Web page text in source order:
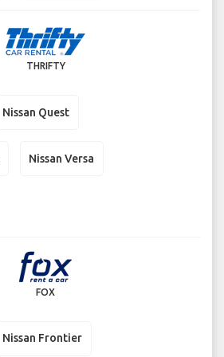
THRIFTY
Nissan Quest
Nissan Versa
FOX
Nissan Frontier